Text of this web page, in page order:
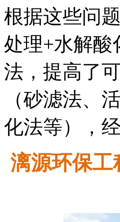
根据这些问
处理+水解酸
法，提高了
（砂滤法、
化法等），
漓源环保